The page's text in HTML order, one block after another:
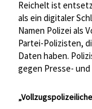
Reichelt ist
als ein digitaler
Namen Polizei als
Partei-Polizisten,
Daten haben.
gegen Presse-